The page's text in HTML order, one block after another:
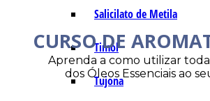
Salicilato de Metila
Timol
Tujona
CURSO DE
Aprenda a como utilizar
dos Óleos Essenciais ao